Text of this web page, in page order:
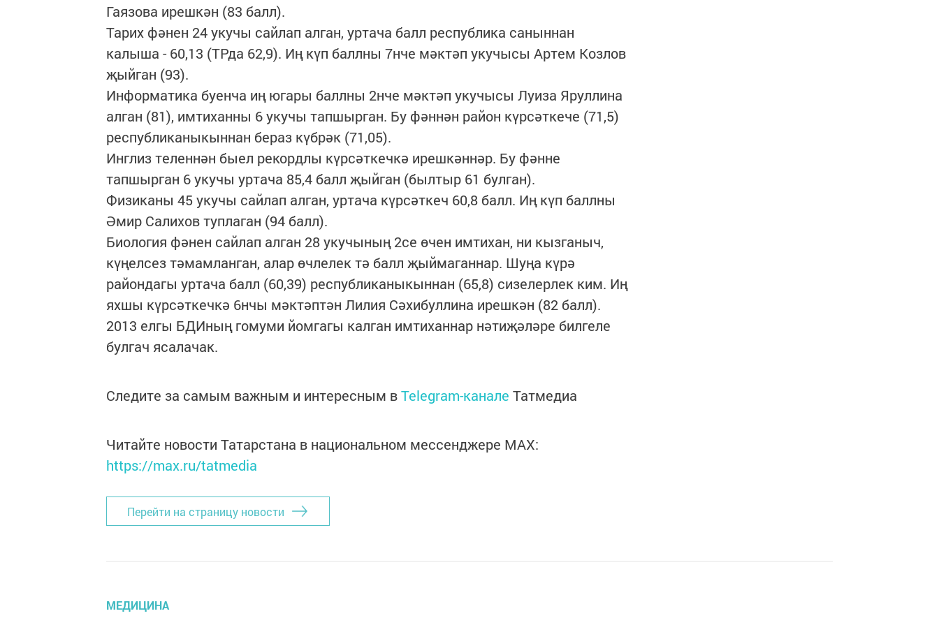
Гаязова ирешкән (83 балл).
Тарих фәнен 24 укучы сайлап алган, уртача балл республика саныннан
калыша - 60,13 (ТРда 62,9). Иң күп баллны 7нче мәктәп укучысы Артем Козлов
җыйган (93).
Информатика буенча иң югары баллны 2нче мәктәп укучысы Луиза Яруллина
алган (81), имтиханны 6 укучы тапшырган. Бу фәннән район күрсәткече (71,5)
республиканыкыннан бераз күбрәк (71,05).
Инглиз теленнән быел рекордлы күрсәткечкә ирешкәннәр. Бу фәнне
тапшырган 6 укучы уртача 85,4 балл җыйган (былтыр 61 булган).
Физиканы 45 укучы сайлап алган, уртача күрсәткеч 60,8 балл. Иң күп баллны
Әмир Салихов туплаган (94 балл).
Биология фәнен сайлап алган 28 укучының 2се өчен имтихан, ни кызганыч,
күңелсез тәмамланган, алар өчлелек тә балл җыймаганнар. Шуңа күрә
райондагы уртача балл (60,39) республиканыкыннан (65,8) сизелерлек ким. Иң
яхшы күрсәткечкә 6нчы мәктәптән Лилия Сәхибуллина ирешкән (82 балл).
2013 елгы БДИның гомуми йомгагы калган имтиханнар нәтиҗәләре билгеле
булгач ясалачак.
Следите за самым важным и интересным вTelegram-канале Татмедиа
Читайте новости Татарстана в национальном мессенджере MАХ:
https://max.ru/tatmedia
Перейти на страницу новости
МЕДИЦИНА